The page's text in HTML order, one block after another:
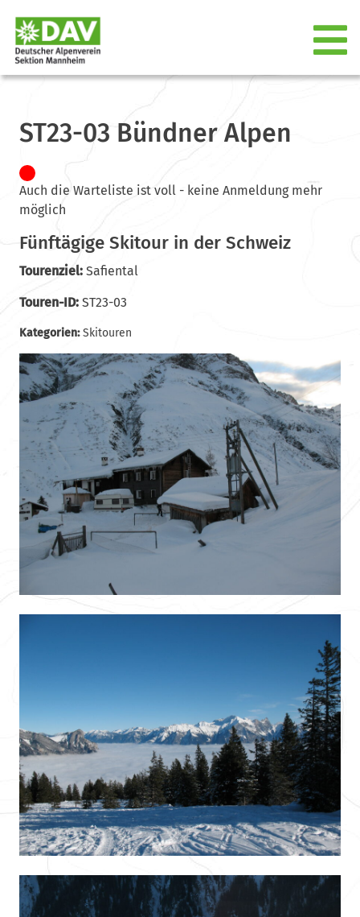
ST23-03 Bündner Alpen
Auch die Warteliste ist voll - keine Anmeldung mehr
möglich
Fünftägige Skitour in der Schweiz
Tourenziel:Safiental
Touren-ID:ST23-03
Kategorien:Skitouren